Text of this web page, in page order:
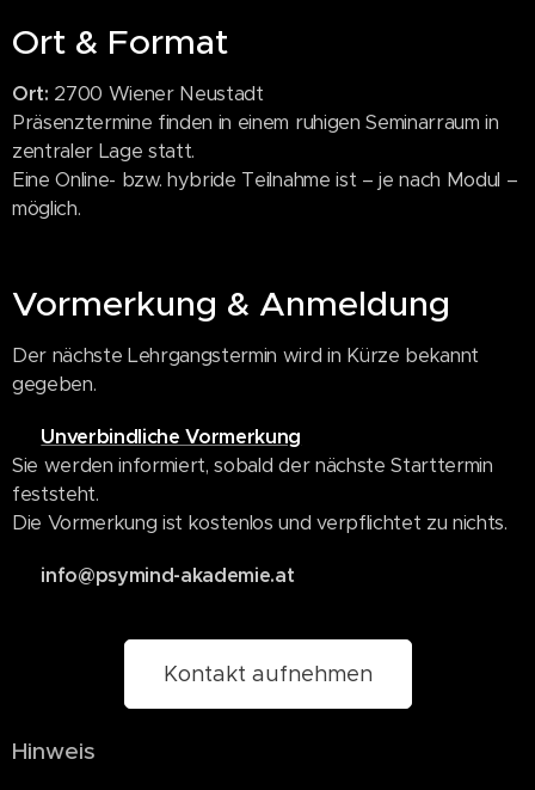
Ort & Format
Ort: 2700 Wiener Neustadt
Präsenztermine finden in einem ruhigen Seminarraum in
zentraler Lage statt.
Eine Online- bzw. hybride Teilnahme ist – je nach Modul –
möglich.
Vormerkung & Anmeldung
Der nächste Lehrgangstermin wird in Kürze bekannt
gegeben.
Unverbindliche Vormerkung
Sie werden informiert, sobald der nächste Starttermin
feststeht.
Die Vormerkung ist kostenlos und verpflichtet zu nichts.
info@psymind-akademie.at
Kontakt aufnehmen
Hinweis